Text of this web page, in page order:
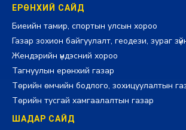
ЕРӨНХИЙ САЙД
Биеийн тамир, спортын улсын хороо
Газар зохион байгуулалт, геодези, зураг
Жендэрийн үндэсний хороо
Тагнуулын ерөнхий газар
Төрийн өмчийн бодлого, зохицуулалтын
Төрийн тусгай хамгаалалтын газар
ШАДАР САЙД